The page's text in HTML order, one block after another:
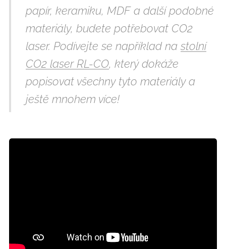
papír, keramiku, MDF a další podobné
materiály, budete potřebovat CO2
laser. Podívejte se například na stolní
CO2 laser RL-CO, který dokáže
popisovat všechny tyto materiály a
ještě mnohem více!